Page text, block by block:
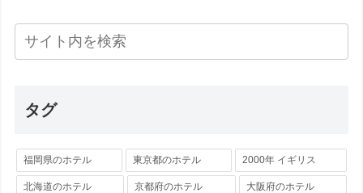
タグ
福岡県のホテル 東京都のホテル 2000年 イギリス
北海道のホテル 京都府のホテル 大阪府のホテル